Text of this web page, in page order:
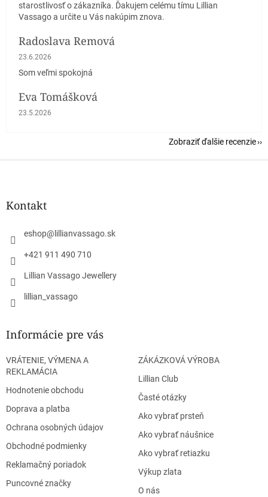
starostlivosť o zákazníka. Ďakujem celému tímu Lillian
Vassago a určite u Vás nakúpim znova.
Radoslava Remová
Hodnotenie obchodu je 5 z 5 hviezdičiek.
23.6.2026
Som veľmi spokojná
Eva Tomášková
Hodnotenie obchodu je 5 z 5 hviezdičiek.
23.5.2026
Zobraziť ďalšie recenzie
Z
Kontakt
eshop@ lillianvassago.sk
+421 911 490 710
Lillian Vassago Jewellery
lillian_vassago
Informácie pre vás
VRÁTENIE, VÝMENA A
REKLAMÁCIA
Hodnotenie obchodu
Doprava a platba
Ochrana osobných údajov
Obchodné podmienky
Reklamačný poriadok
Puncovné značky
ZÁKÁZKOVÁ VÝROBA
Lillian Club
Časté otázky
Ako vybrať prsteň
Ako vybrať náušnice
Ako vybrať retiazku
Výkup zlata
O nás